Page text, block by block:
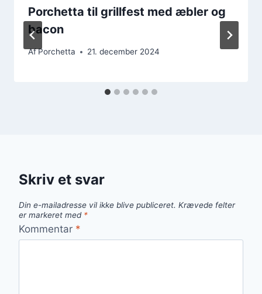
Porchetta til grillfest med æbler og
bacon
AfPorchetta 21. december 2024
Skriv et svar
Din e-mailadresse vil ikke blive publiceret. Krævede felter
er markeret med *
Kommentar *